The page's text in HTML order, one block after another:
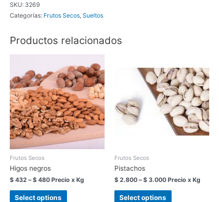
SKU: 3269
Categorías: Frutos Secos, Sueltos
Productos relacionados
Frutos Secos
Higos negros
$ 432 –$ 480 Precio x Kg
Select options
Frutos Secos
Pistachos
$ 2.800 –$ 3.000 Precio x Kg
Select options